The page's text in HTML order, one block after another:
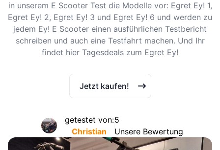
in unserem E Scooter Test die Modelle vor: Egret Ey! 1,
Egret Ey! 2, Egret Ey! 3 und Egret Ey! 6 und werden zu
jedem Ey! E Scooter einen ausführlichen Testbericht
schreiben und auch eine Testfahrt machen. Und Ihr
findet hier Tagesdeals zum Egret Ey!
Jetzt kaufen!
getestet von:
Christian
5
Unsere Bewertung